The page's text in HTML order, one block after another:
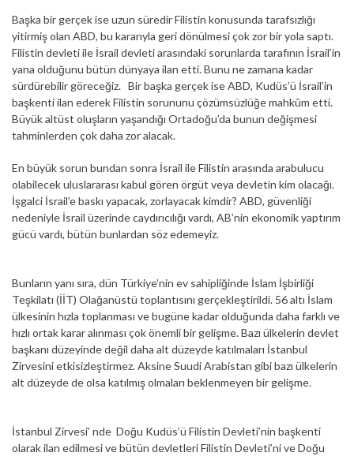
Başka bir gerçek ise uzun süredir Filistin konusunda tarafsızlığı
yitirmiş olan ABD, bu kararıyla geri dönülmesi çok zor bir yola saptı.
Filistin devleti ile İsrail devleti arasındaki sorunlarda tarafının İsrail’in
yana olduğunu bütün dünyaya ilan etti. Bunu ne zamana kadar
sürdürebilir göreceğiz. Bir başka gerçek ise ABD, Kudüs’ü İsrail’in
başkenti ilan ederek Filistin sorununu çözümsüzlüğe mahkûm etti.
Büyük altüst oluşların yaşandığı Ortadoğu’da bunun değişmesi
tahminlerden çok daha zor alacak.
En büyük sorun bundan sonra İsrail ile Filistin arasında arabulucu
olabilecek uluslararası kabul gören örgüt veya devletin kim olacağı.
İşgalci İsrail’e baskı yapacak, zorlayacak kimdir? ABD, güvenliği
nedeniyle İsrail üzerinde caydırıcılığı vardı, AB’nin ekonomik yaptırım
gücü vardı, bütün bunlardan söz edemeyiz.
Bunların yanı sıra, dün Türkiye’nin ev sahipliğinde İslam İşbirliği
Teşkilatı (İİT) Olağanüstü toplantısını gerçekleştirildi. 56 altı İslam
ülkesinin hızla toplanması ve bugüne kadar olduğunda daha farklı ve
hızlı ortak karar alınması çok önemli bir gelişme. Bazı ülkelerin devlet
başkanı düzeyinde değil daha alt düzeyde katılmaları İstanbul
Zirvesini etkisizleştirmez. Aksine Suudi Arabistan gibi bazı ülkelerin
alt düzeyde de olsa katılmış olmaları beklenmeyen bir gelişme.
İstanbul Zirvesi’ nde Doğu Kudüs’ü Filistin Devleti’nin başkenti
olarak ilan edilmesi ve bütün devletleri Filistin Devleti’ni ve Doğu